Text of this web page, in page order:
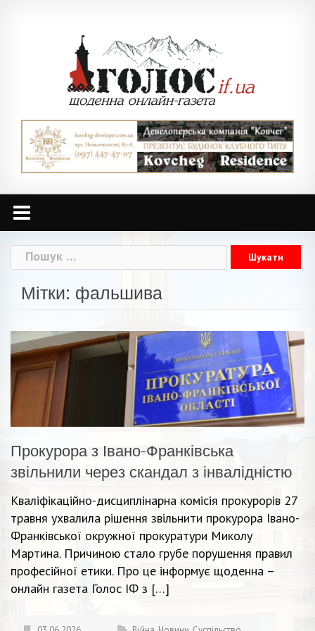
Пошук:
Мітки: фальшива
Прокурора з Івано-Франківська
звільнили через скандал з інвалідністю
Кваліфікаційно-дисциплінарна комісія прокурорів 27
травня ухвалила рішення звільнити прокурора Івано-
Франківської окружної прокуратури Миколу
Мартина. Причиною стало грубе порушення правил
професійної етики. Про це інформує щоденна –
онлайн газета Голос ІФ з […]